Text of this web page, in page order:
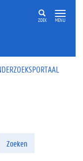
ZOEK MENU
Zoeken